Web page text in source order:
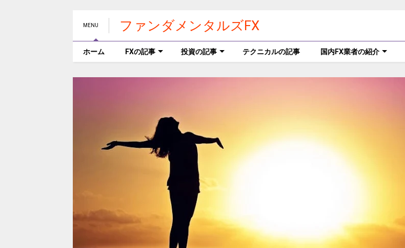
MENU ファンダメンタルズFX
ホーム FXの記事 投資の記事 テクニカルの記事 国内FX業者の紹介